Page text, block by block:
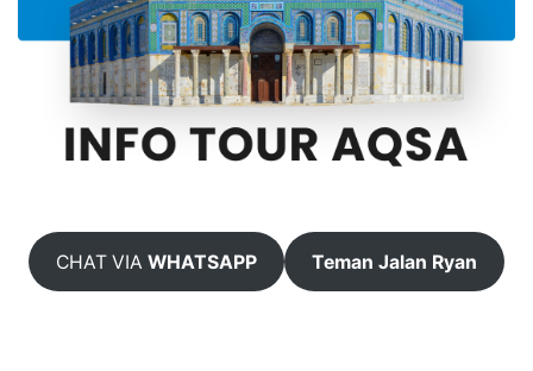
CHAT VIAWHATSAPP Teman Jalan Ryan